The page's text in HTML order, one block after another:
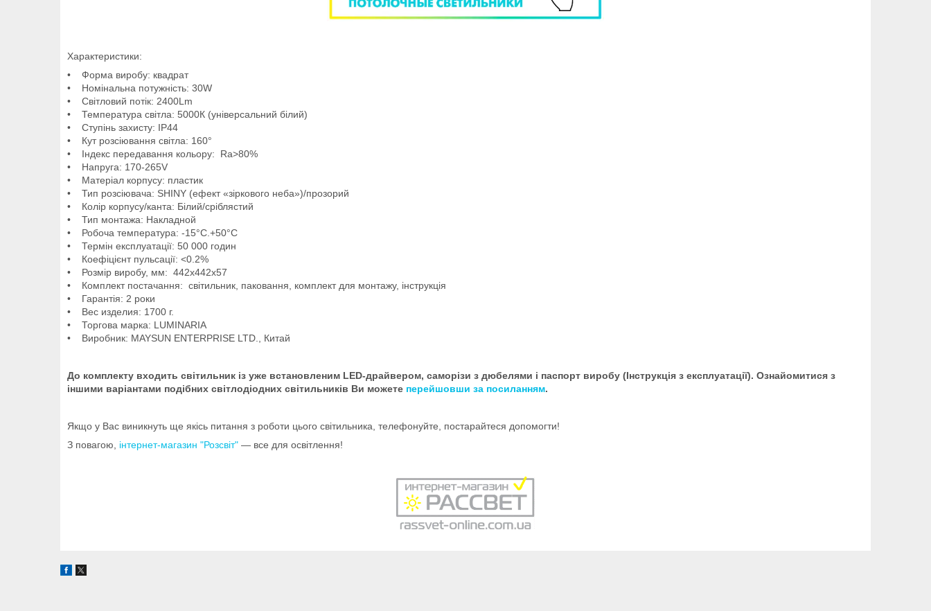
Характеристики:
• Форма виробу: квадрат
• Номінальна потужність: 30W
• Світловий потік: 2400Lm
• Температура світла: 5000К (універсальний білий)
• Ступінь захисту: IP44
• Кут розсіювання світла: 160°
• Індекс передавання кольору: Ra>80%
• Напруга: 170-265V
• Матеріал корпусу: пластик
• Тип розсіювача: SHINY (ефект «зіркового неба»)/прозорий
• Колір корпусу/канта: Білий/сріблястий
• Тип монтажа: Накладной
• Робоча температура: -15°C.+50°C
• Термін експлуатації: 50 000 годин
• Коефіцієнт пульсації: <0.2%
• Розмір виробу, мм: 442х442х57
• Комплект постачання: світильник, паковання, комплект для монтажу, інструкція
• Гарантія: 2 роки
• Вес изделия: 1700 г.
• Торгова марка: LUMINARIA
• Виробник: MAYSUN ENTERPRISE LTD., Китай
До комплекту входить світильник із уже встановленим LED-драйвером, саморізи з дюбелями і паспорт виробу (Інструкція з експлуатації). Ознайомитися з
іншими варіантами подібних світлодіодних світильників Ви можете перейшовши за посиланням.
Якщо у Вас виникнуть ще якісь питання з роботи цього світильника, телефонуйте, постарайтеся допомогти!
З повагою, інтернет-магазин "Розсвіт" — все для освітлення!